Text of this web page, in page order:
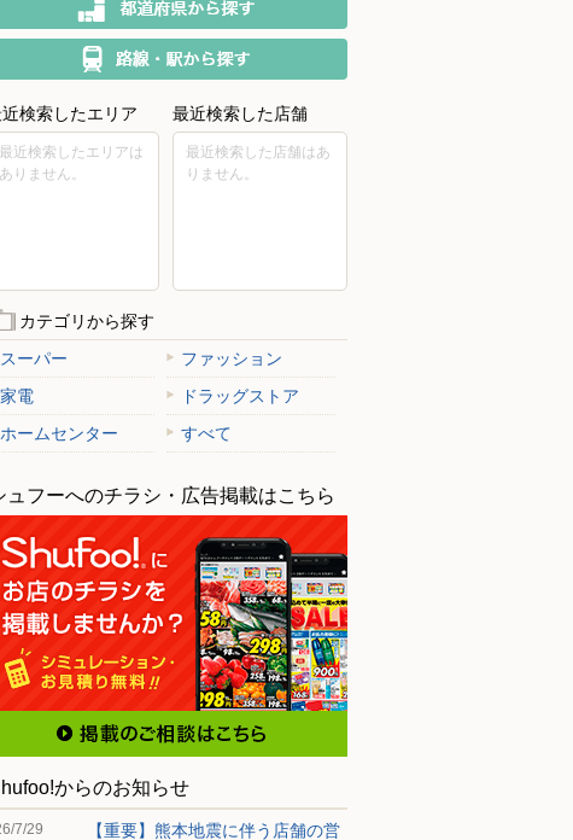
検索したエリア
最近検索したエリアは
ありません。
最近検索した店舗
最近検索した店舗はあ
りません。
カテゴリから探す
スーパー
ファッション
家電
ドラッグストア
ホームセンター
すべて
ュフーへのチラシ・広告掲載はこちら
からのお知らせ
7/29
【重要】熊本地震に伴う店舗の営